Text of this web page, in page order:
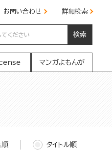
お問い合わせ 詳細検索
検索
マンガよもんが
順 タイトル順